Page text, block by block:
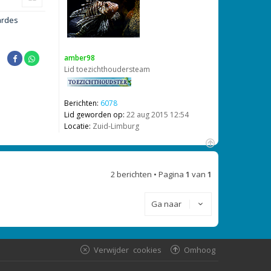
amber98
Lid toezichthoudersteam
Berichten: 6078
Lid geworden op: 22 aug 2015 12:54
Locatie: Zuid-Limburg
O
2 berichten • Pagina 1 van 1
Ga naar
Omhoog
Verwijder cookies